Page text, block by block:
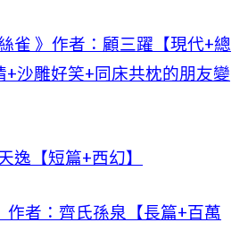
雀 》作者：顧三躍【現代+總
+沙雕好笑+同床共枕的朋友變
逸【短篇+西幻】
作者：齊氏孫泉【長篇+百萬